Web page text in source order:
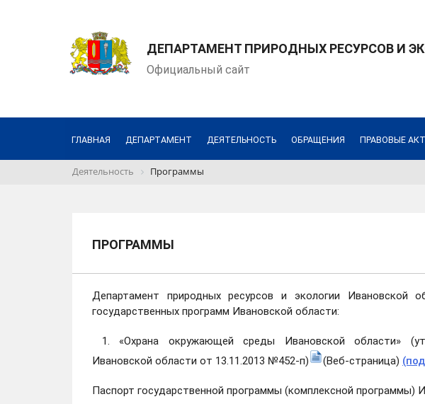
ДЕПАРТАМЕНТ ПРИРОДНЫХ РЕСУРСОВ И
Официальный сайт
ГЛАВНАЯ ДЕПАРТАМЕНТ ДЕЯТЕЛЬНОСТЬ ОБРАЩЕНИЯ ПРАВОВЫЕ
Деятельность Программы
ПРОГРАММЫ
Департамент природных ресурсов и экологии Ивановской
государственных программ Ивановской области:
1. «Охрана окружающей среды Ивановской области»
Ивановской области от 13.11.2013 №452-п)
(Веб-страница)
Паспорт государственной программы (комплексной программы)